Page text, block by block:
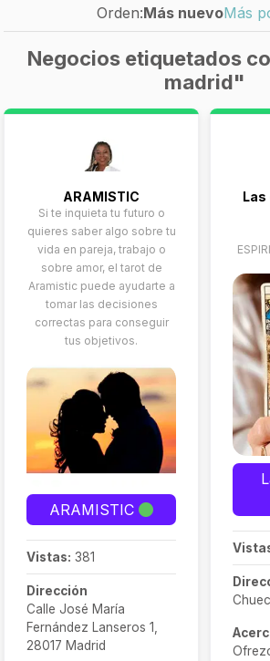
Orden:Más nuevoMás
Negocios etiquetados
madrid"
ARAMISTIC
Si te inquieta tu futuro o
quieres saber algo sobre tu
vida en pareja, trabajo o
sobre amor, el tarot de
Aramistic puede ayudarte a
tomar las decisiones
correctas para conseguir
tus objetivos.
ARAMISTIC
Vistas: 381
Dirección
Calle José María
Fernández Lanseros 1,
28017 Madrid
Las